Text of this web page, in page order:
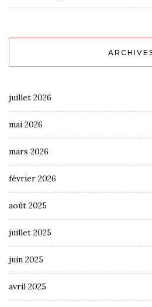
juillet 2026
mai 2026
mars 2026
février 2026
août 2025
juillet 2025
juin 2025
avril 2025